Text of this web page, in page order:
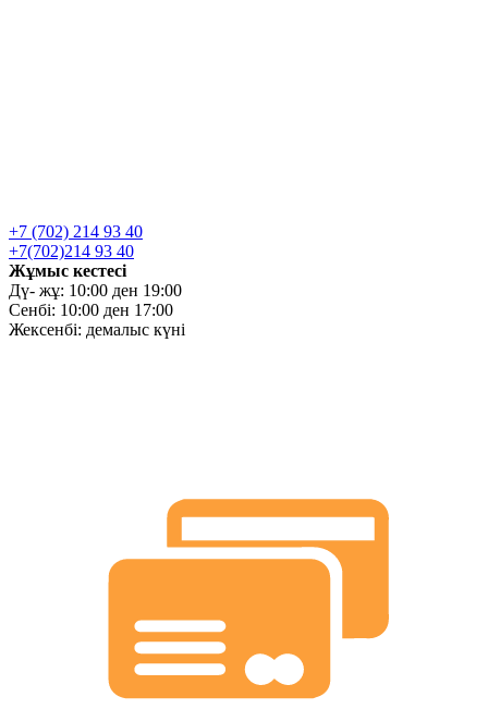
+7 (702) 214 93 40
+7(702)214 93 40
Жұмыс кестесі
Дү- жұ: 10:00 ден 19:00
Сенбі: 10:00 ден 17:00
Жексенбі: демалыс күні